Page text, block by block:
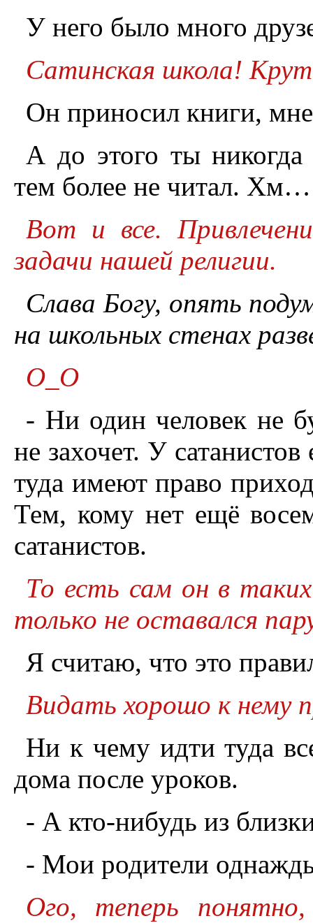
У него было много
Сатинская школа!
Он приносил книги,
А до этого ты
тем более не читал. Хм…
Вот и все.
задачи нашей религии.
Слава Богу, опять
на школьных стенах
О_О
- Ни один человек не
не захочет. У
туда имеют право
Тем, кому нет ещё
сатанистов.
То есть сам он в
только не оставался
Я считаю, что это
Видать хорошо к нему
Ни к чему идти туда
дома после уроков.
- А кто-нибудь из
- Мои родители
Ого, теперь